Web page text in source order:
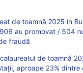
de toamnă 2025 în
au promovat / 504
fraudă
de toamnă
aproape 23%